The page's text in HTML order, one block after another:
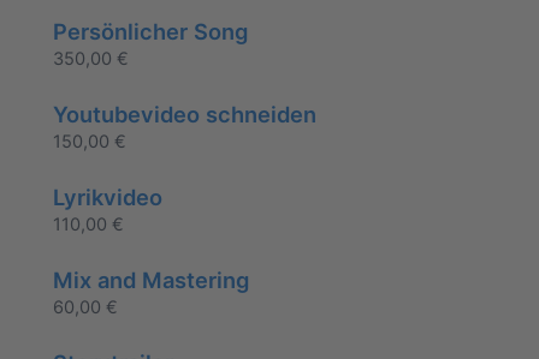
Persönlicher Song
350,00 €
Youtubevideo schneiden
150,00 €
Lyrikvideo
110,00 €
Mix and Mastering
60,00 €